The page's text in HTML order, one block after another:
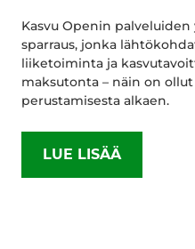
Kasvu Openin
sparraus, jonka
liiketoiminta ja
maksutonta – näin on
perustamisesta alkaen.
LUE LISÄÄ